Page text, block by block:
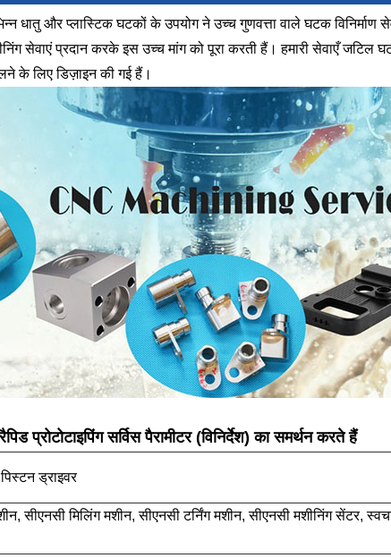
धातु और प्लास्टिक घटकों के उपयोग ने उच्च गुणवत्ता वाले घटक विनिर्माण
सेवाएं प्रदान करके इस उच्च मांग को पूरा करती हैं। हमारी सेवाएँ
के लिए डिज़ाइन की गई हैं।
प्रोटोटाइपिंग सर्विस पैरामीटर (विनिर्देश) का समर्थन करते हैं
ड्राइवर
सीएनसी मिलिंग मशीन, सीएनसी टर्निंग मशीन, सीएनसी मशीनिंग सेंटर,